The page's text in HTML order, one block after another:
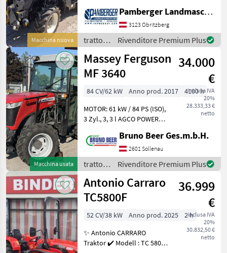
New Holland
23
Deutz Fahr
9
Pasquali
8
Claas
6
Same
6
Mostra
tutti
18
MARKETPLACE
Marketplace
Offerte dei
rivenditori
Annunci
Macchina nuova
Dual Command Getriebe
VisionView mit Klima,
BlueCab4, LED Lichtpaket &
Premium Luftfeders
Pamberger Landmaschinentechnik GmbH
3123 Obritzberg
trattori
/ New
Holland
Rivenditore Premium Plus
Macchina usata
Massey Ferguson
MF 3640
34.000
€
inclusa IVA
20%
28.333,33 €
netto
84 CV/62 kW Anno prod. 2017
4100 h
MOTOR: 61 kW / 84 PS (ISO),
3 Zyl., 3, 3 l AGCO POWER
GETRIEBE: 24/24 Gang - 40
km/h, mechanische
Wendeschaltung, mech.
Lastschaltun
Bruno Beer Ges.m.b.H.
2601 Sollenau
trattori
/
Massey
Ferguson
Rivenditore Premium Plus
Antonio Carraro
TC5800F
36.999
€
inclusa IVA
20%
30.832,50 €
netto
52 CV/38 kW Anno prod. 2025
2 h
✨ Antonio CARRARO
Traktor ✔️ Modell : TC 5800